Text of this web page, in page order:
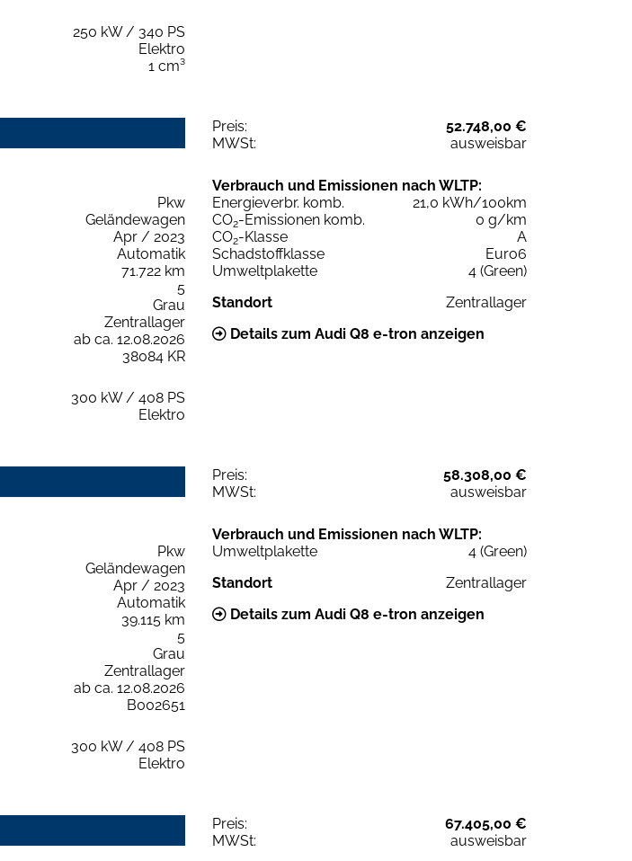
250 kW / 340 PS
Elektro
1 cm³
Preis:
52.748,00 €
MWSt:
ausweisbar
Pkw
Geländewagen
Apr / 2023
Automatik
71.722 km
5
Grau
Zentrallager
ab ca. 12.08.2026
38084 KR
300 kW / 408 PS
Elektro
Verbrauch und Emissionen nach WLTP:
Energieverbr. komb.
21,0 kWh/100km
CO2-Emissionen komb.
0 g/km
CO2-Klasse
A
Schadstoffklasse
Euro6
Umweltplakette
4 (Green)
Standort
Zentrallager
Details zum Audi Q8 e-tron anzeigen
Preis:
58.308,00 €
MWSt:
ausweisbar
Pkw
Geländewagen
Apr / 2023
Automatik
39.115 km
5
Grau
Zentrallager
ab ca. 12.08.2026
B002651
300 kW / 408 PS
Elektro
Verbrauch und Emissionen nach WLTP:
Umweltplakette
4 (Green)
Standort
Zentrallager
Details zum Audi Q8 e-tron anzeigen
Preis:
67.405,00 €
MWSt:
ausweisbar